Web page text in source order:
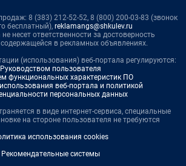
8 (383) 212-52-52, 8 (800) 200-03-83 (звонок
бесплатный), reklamangs@shkulev.ru
несет ответственности за достоверность
в рекламных объявлениях.
(использования) веб-портала регулируются:
Руководством пользователя
функциональных характеристик ПО
веб-портала и политикой
персональных данных
в виде интернет-сервиса, специальные
на стороне пользователя не требуются
использования cookies
Рекомендательные системы